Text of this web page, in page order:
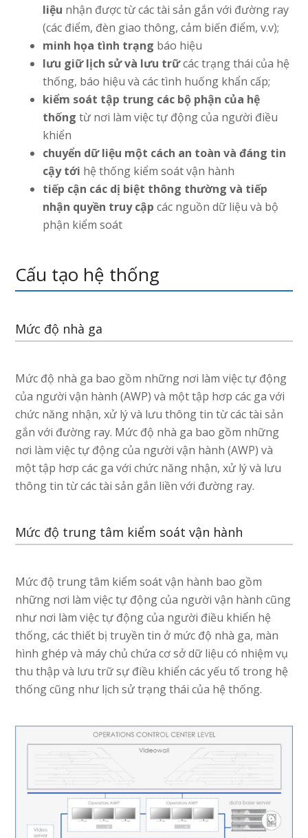
liệu nhận được từ các tài sản gắn với đường ray
(các điểm, đèn giao thông, cảm biến điểm, v.v);
minh họa tình trạng báo hiệu
lưu giữ lịch sử và lưu trữcác trạng thái của hệ
thống, báo hiệu và các tình huống khẩn cấp;
kiểm soát tập trung các bộ phận của hệ
thốngtừ nơi làm việc tự động của người điều
khiển
chuyển dữ liệu một cách an toàn và đáng tin
cậy tới hệ thống kiểm soát vận hành
tiếp cận các dị biệt thông thường và tiếp
nhận quyền truy cậpcác nguồn dữ liệu và bộ
phận kiểm soát
Cấu tạo hệ thống
Mức độ nhà ga
Mức độ nhà ga bao gồm những nơi làm việc tự động
của người vận hành (AWP) và một tập hơp các ga với
chức năng nhận, xử lý và lưu thông tin từ các tài sản
gắn với đường ray. Mức độ nhà ga bao gồm những
nơi làm việc tự động của người vận hành (AWP) và
một tập hơp các ga với chức năng nhận, xử lý và lưu
thông tin từ các tài sản gắn liền với đường ray.
Mức độ trung tâm kiểm soát vận hành
Mức độ trung tâm kiểm soát vận hành bao gồm
những nơi làm việc tự động của người vận hành cũng
như nơi làm việc tự động của người điều khiển hệ
thống, các thiết bị truyền tin ở mức độ nhà ga, màn
hình ghép và máy chủ chứa cơ sở dữ liệu có nhiệm vụ
thu thập và lưu trữ sự điều khiển các yếu tố trong hệ
thống cũng như lịch sử trạng thái của hệ thống.